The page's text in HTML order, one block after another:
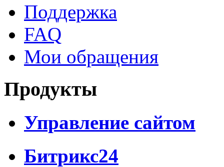
Поддержка
FAQ
Мои обращения
Продукты
Управление сайтом
Битрикс24